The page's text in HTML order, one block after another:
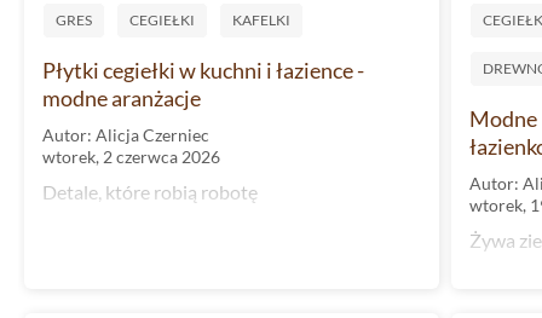
GRES CEGIEŁKI KAFELKI
Płytki cegiełki w kuchni i łazience -
modne aranżacje
Autor: Alicja Czerniec
wtorek, 2 czerwca 2026
Detale, które robią robotę
Modne
Autor:
wtorek,
Żywa